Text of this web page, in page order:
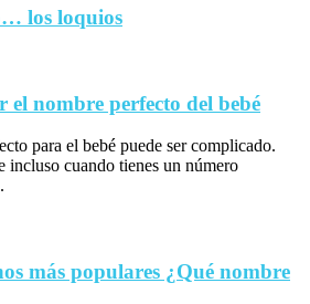
los loquios
el nombre perfecto del bebé
para el bebé puede ser complicado.
incluso cuando tienes un número
más populares ¿Qué nombre